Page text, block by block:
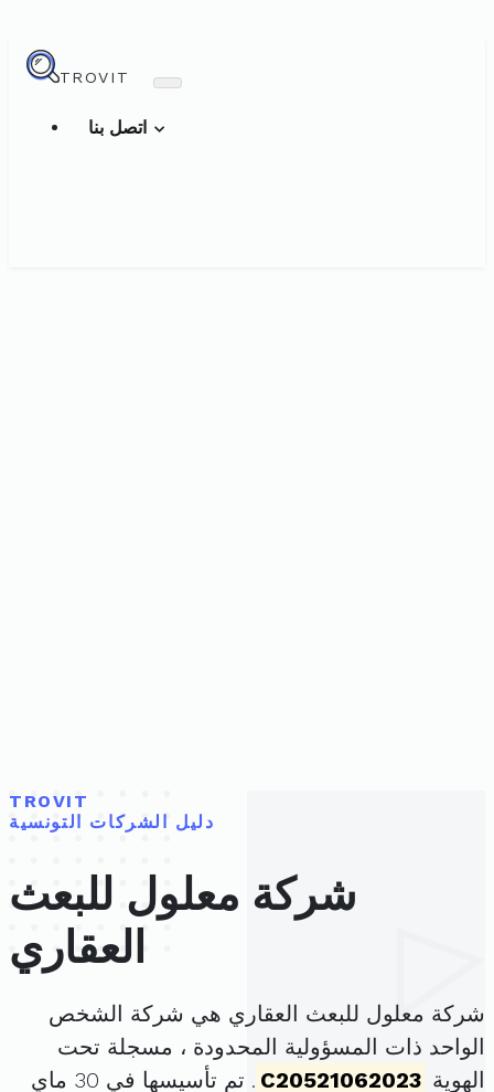
TROVIT
TROVIT
دليل الشركات التونسية
شركة معلول للبعث
العقاري
شركة معلول للبعث العقاري هي شركة الشخص
الواحد ذات المسؤولية المحدودة ، مسجلة تحت
الهوية C20521062023
. تم تأسيسها في 30 ماي